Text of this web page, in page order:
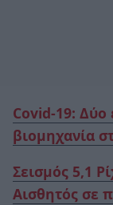
Covid-19: Δύο
βιομηχανία
Σεισμός 5,1
Αισθητός σε